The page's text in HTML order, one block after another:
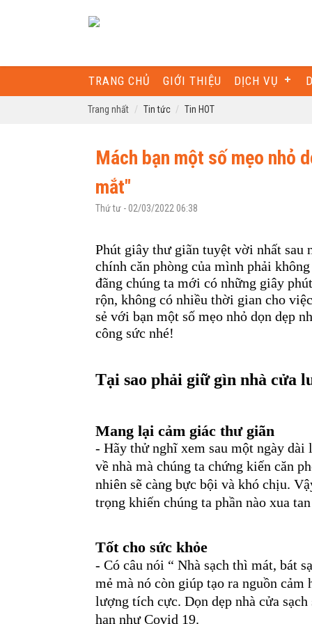
TRANG CHỦ GIỚI THIỆU DỊCH VỤ
Trang nhất Tin tức Tin HOT
Mách bạn một số mẹo nhỏ
mắt"
Thứ tư - 02/03/2022 06:38
Phút giây thư giãn tuyệt vời nhất sau
chính căn phòng của mình phải
đãng chúng ta mới có những giây
rộn, không có nhiều thời gian cho
sẻ với bạn một số mẹo nhỏ dọn dẹp
công sức nhé!
Tại sao phải giữ gìn nhà cửa
Mang lại cảm giác thư giãn
- Hãy thử nghĩ xem sau một ngày dài
về nhà mà chúng ta chứng kiến căn
nhiên sẽ càng bực bội và khó chịu.
trọng khiến chúng ta phần nào xua
Tốt cho sức khỏe
- Có câu nói “ Nhà sạch thì mát, bát
mẻ mà nó còn giúp tạo ra nguồn
lượng tích cực. Dọn dẹp nhà cửa
hạn như Covid 19.